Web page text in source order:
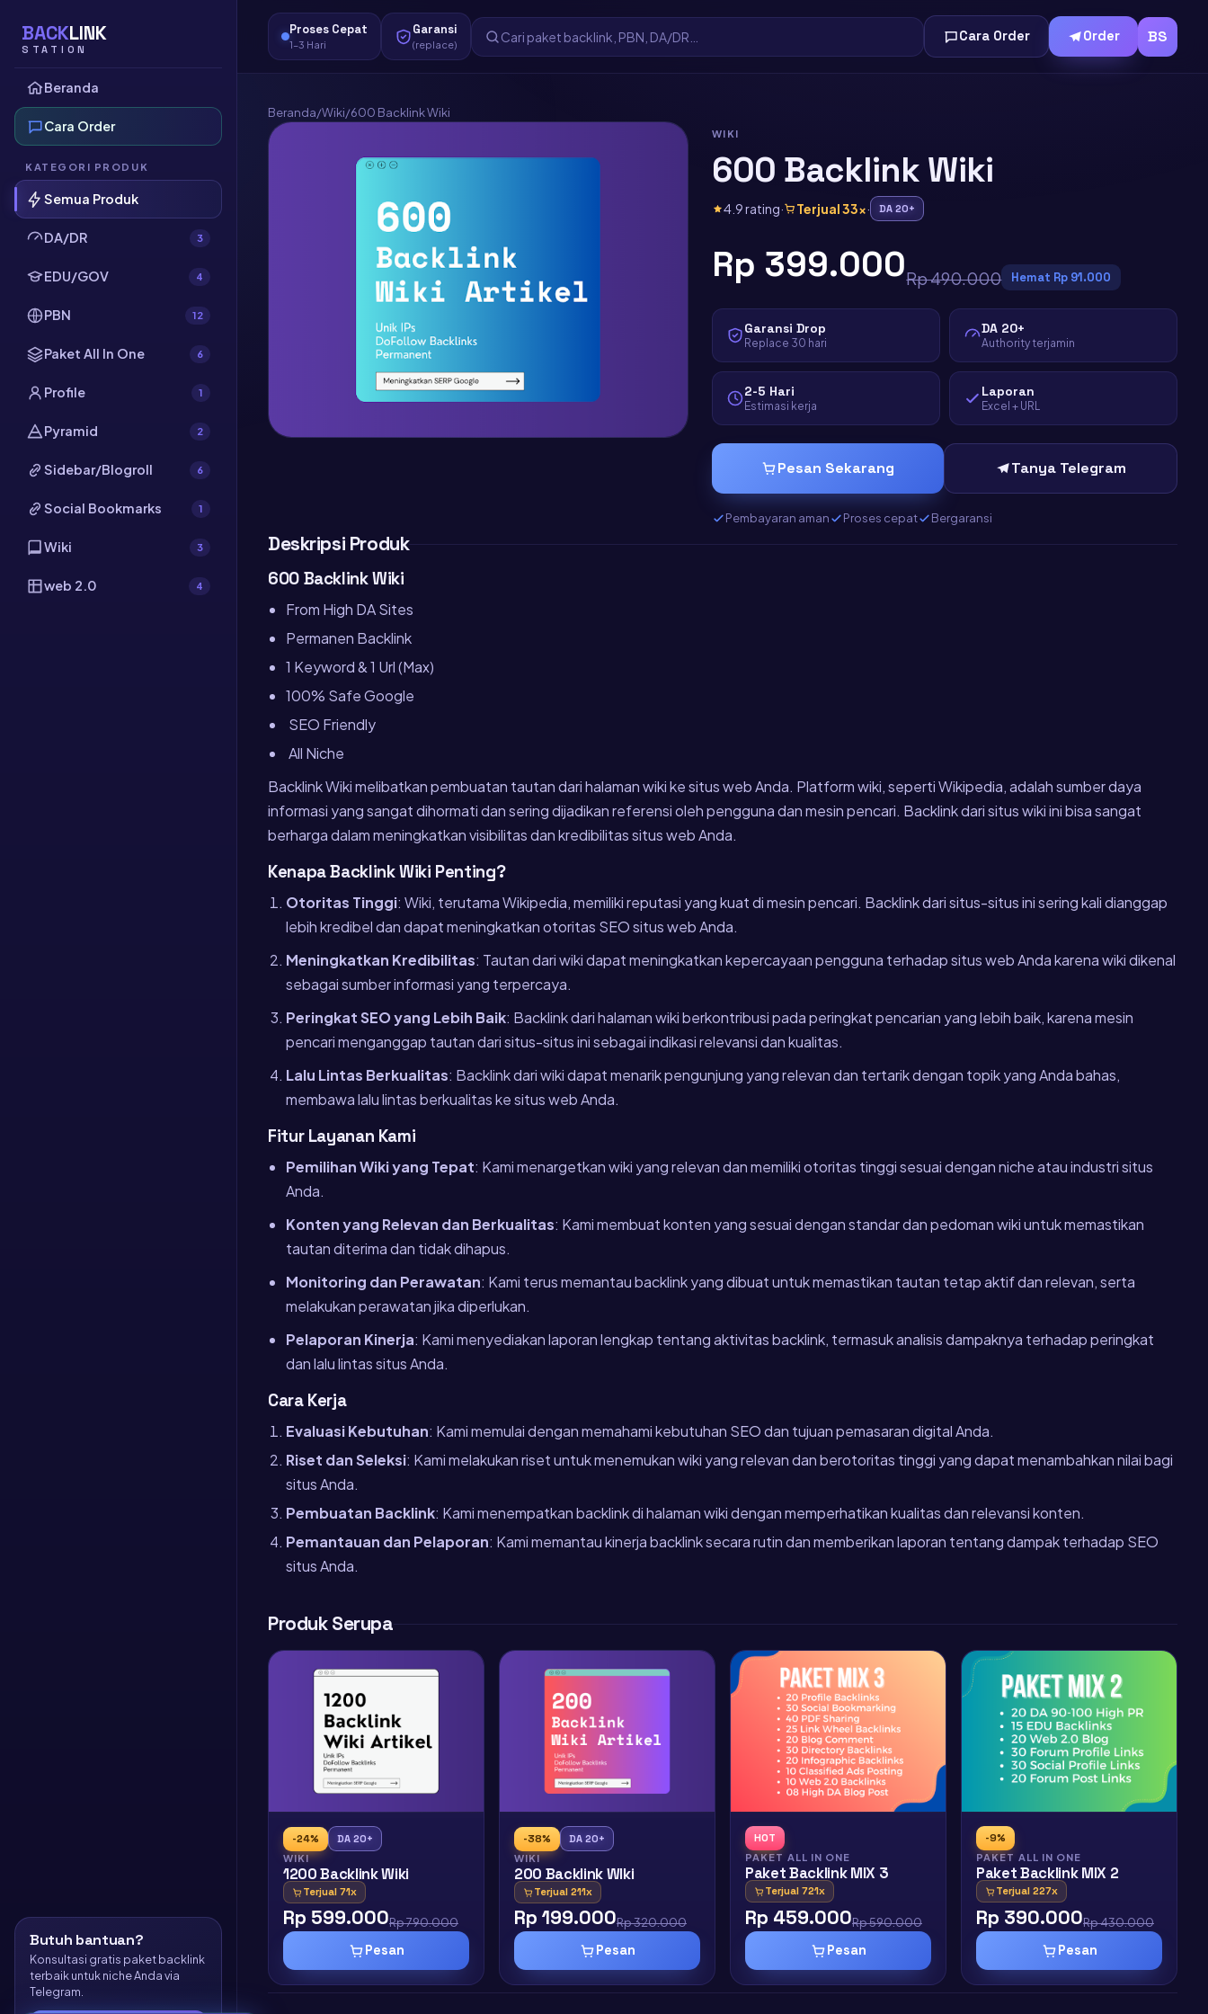
BACKLINK
STATION
Beranda
Cara Order
KATEGORI PRODUK
Semua Produk
DA/DR 3
EDU/GOV 4
PBN 12
Paket All In One 6
Profile 1
Pyramid 2
Sidebar/Blogroll 6
Social Bookmarks 1
Wiki 3
web 2.0 4
Butuh bantuan?
Konsultasi gratis paket backlink
terbaik untuk niche Anda via
Telegram.
Proses Cepat
1–3 Hari
Garansi
(replace)
Cara Order Order BS
Beranda/Wiki/600 Backlink Wiki
WIKI
600 Backlink Wiki
4.9 rating· Terjual 33x· DA 20+
Rp 399.000Rp 490.000 Hemat Rp 91.000
Garansi Drop
Replace 30 hari
DA 20+
Authority terjamin
2-5 Hari
Estimasi kerja
Laporan
Excel + URL
Pesan Sekarang Tanya Telegram
Pembayaran aman Proses cepat Bergaransi
Deskripsi Produk
600 Backlink Wiki
From High DA Sites
Permanen Backlink
1 Keyword & 1 Url (Max)
100% Safe Google
SEO Friendly
All Niche
Backlink Wiki melibatkan pembuatan tautan dari halaman wiki ke situs web Anda. Platform wiki, seperti Wikipedia, adalah sumber daya
informasi yang sangat dihormati dan sering dijadikan referensi oleh pengguna dan mesin pencari. Backlink dari situs wiki ini bisa sangat
berharga dalam meningkatkan visibilitas dan kredibilitas situs web Anda.
Kenapa Backlink Wiki Penting?
Otoritas Tinggi: Wiki, terutama Wikipedia, memiliki reputasi yang kuat di mesin pencari. Backlink dari situs-situs ini sering kali dianggap
lebih kredibel dan dapat meningkatkan otoritas SEO situs web Anda.
Meningkatkan Kredibilitas: Tautan dari wiki dapat meningkatkan kepercayaan pengguna terhadap situs web Anda karena wiki dikenal
sebagai sumber informasi yang terpercaya.
Peringkat SEO yang Lebih Baik: Backlink dari halaman wiki berkontribusi pada peringkat pencarian yang lebih baik, karena mesin
pencari menganggap tautan dari situs-situs ini sebagai indikasi relevansi dan kualitas.
Lalu Lintas Berkualitas: Backlink dari wiki dapat menarik pengunjung yang relevan dan tertarik dengan topik yang Anda bahas,
membawa lalu lintas berkualitas ke situs web Anda.
Fitur Layanan Kami
Pemilihan Wiki yang Tepat: Kami menargetkan wiki yang relevan dan memiliki otoritas tinggi sesuai dengan niche atau industri situs
Anda.
Konten yang Relevan dan Berkualitas: Kami membuat konten yang sesuai dengan standar dan pedoman wiki untuk memastikan
tautan diterima dan tidak dihapus.
Monitoring dan Perawatan: Kami terus memantau backlink yang dibuat untuk memastikan tautan tetap aktif dan relevan, serta
melakukan perawatan jika diperlukan.
Pelaporan Kinerja: Kami menyediakan laporan lengkap tentang aktivitas backlink, termasuk analisis dampaknya terhadap peringkat
dan lalu lintas situs Anda.
Cara Kerja
Evaluasi Kebutuhan: Kami memulai dengan memahami kebutuhan SEO dan tujuan pemasaran digital Anda.
Riset dan Seleksi: Kami melakukan riset untuk menemukan wiki yang relevan dan berotoritas tinggi yang dapat menambahkan nilai bagi
situs Anda.
Pembuatan Backlink: Kami menempatkan backlink di halaman wiki dengan memperhatikan kualitas dan relevansi konten.
Pemantauan dan Pelaporan: Kami memantau kinerja backlink secara rutin dan memberikan laporan tentang dampak terhadap SEO
situs Anda.
Produk Serupa
-24% DA 20+
WIKI
1200 Backlink Wiki
Terjual 71x
Rp 599.000Rp 790.000
Pesan
-38% DA 20+
WIKI
200 Backlink WIki
Terjual 211x
Rp 199.000Rp 320.000
Pesan
HOT
PAKET ALL IN ONE
Paket Backlink MIX 3
Terjual 721x
Rp 459.000Rp 590.000
Pesan
-9%
PAKET ALL IN ONE
Paket Backlink MIX 2
Terjual 227x
Rp 390.000Rp 430.000
Pesan